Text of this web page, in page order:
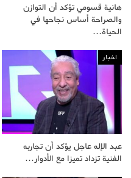
هانية قسومي تؤكد أن التوازن
والصراحة أساس نجاحها في
الحياة…
اخبار
عبد الإله عاجل يؤكد أن تجاربه
الفنية تزداد تميزا مع الأدوار…